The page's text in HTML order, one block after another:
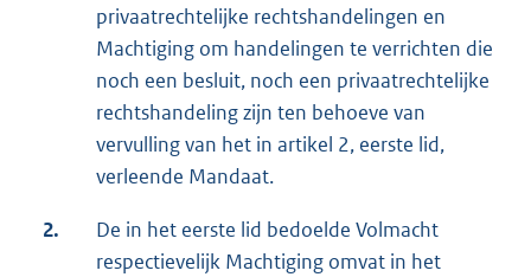
privaatrechtelijke rechtshandelingen en
Machtiging om handelingen te verrichten die
noch een besluit, noch een privaatrechtelijke
rechtshandeling zijn ten behoeve van
vervulling van het in artikel 2, eerste lid,
verleende Mandaat.
2.
De in het eerste lid bedoelde Volmacht
respectievelijk Machtiging omvat in het